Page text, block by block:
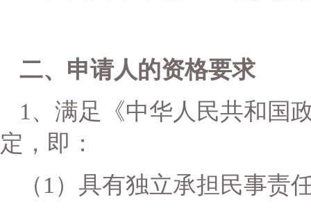
二、申请人的资格要求
1、满足《中华人民共和国
定，即：
（ 1）具有独立承担民事责